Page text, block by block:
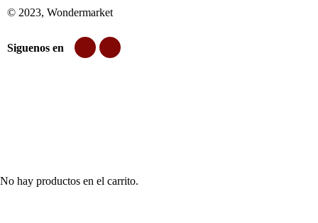
© 2023, Wondermarket
Siguenos en
No hay productos en el carrito.